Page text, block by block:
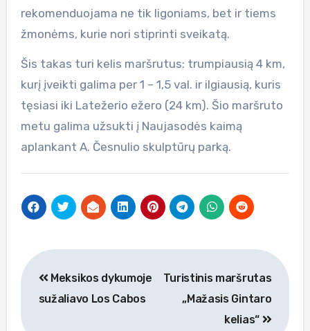
rekomenduojama ne tik ligoniams, bet ir tiems
žmonėms, kurie nori stiprinti sveikatą.
Šis takas turi kelis maršrutus: trumpiausią 4 km,
kurį įveikti galima per 1 – 1,5 val. ir ilgiausią, kuris
tęsiasi iki Latežerio ežero (24 km). Šio maršruto
metu galima užsukti į Naujasodės kaimą
aplankant A. Česnulio skulptūrų parką.
Navigacija
tarp
įrašų
Meksikos dykumoje
sužaliavo Los Cabos
Turistinis maršrutas
„Mažasis Gintaro
kelias“